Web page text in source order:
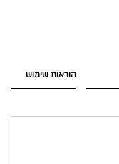
הוראות שימוש